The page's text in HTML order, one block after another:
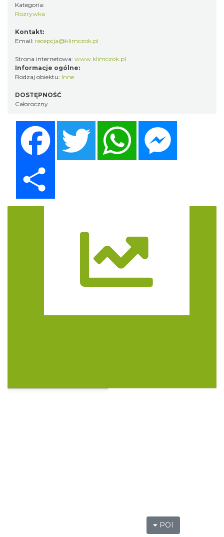
Kategoria:
Rozrywka
Kontakt:
Email: recepcja@klimczok.pl
Strona internetowa: www.klimczok.pl
Informacje ogólne:
Rodzaj obiektu: Inne
DOSTĘPNOŚĆ
Całoroczny
Twitter WhatsApp
POI